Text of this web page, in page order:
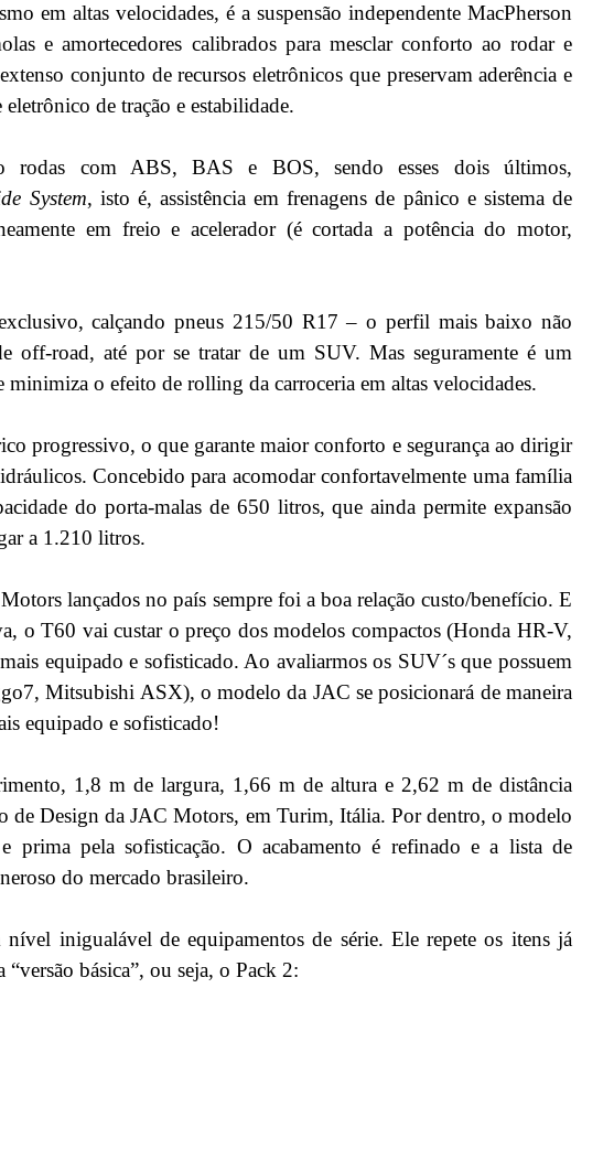
em altas velocidades, é a suspensão independente MacPherson
e amortecedores calibrados para mesclar conforto ao rodar e
conjunto de recursos eletrônicos que preservam aderência e
de tração e estabilidade.
rodas com ABS, BAS e BOS, sendo esses dois últimos,
System, isto é, assistência em frenagens de pânico e sistema de
em freio e acelerador (é cortada a potência do motor,
calçando pneus 215/50 R17 – o perfil mais baixo não
off-road, até por se tratar de um SUV. Mas seguramente é um
o efeito de rolling da carroceria em altas velocidades.
progressivo, o que garante maior conforto e segurança ao dirigir
Concebido para acomodar confortavelmente uma família
do porta-malas de 650 litros, que ainda permite expansão
a 1.210 litros.
lançados no país sempre foi a boa relação custo/benefício. E
o T60 vai custar o preço dos modelos compactos (Honda HR-V,
equipado e sofisticado. Ao avaliarmos os SUV´s que possuem
Mitsubishi ASX), o modelo da JAC se posicionará de maneira
equipado e sofisticado!
1,8 m de largura, 1,66 m de altura e 2,62 m de distância
Design da JAC Motors, em Turim, Itália. Por dentro, o modelo
prima pela sofisticação. O acabamento é refinado e a lista de
do mercado brasileiro.
inigualável de equipamentos de série. Ele repete os itens já
básica”, ou seja, o Pack 2: